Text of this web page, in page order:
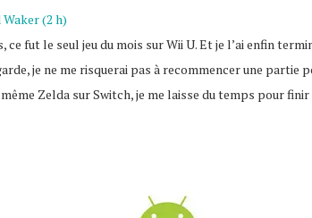
(2 h)
ce fut le seul jeu du mois sur Wii U. Et je l’ai enfin
je ne me risquerai pas à recommencer une partie
Zelda sur Switch, je me laisse du temps pour finir